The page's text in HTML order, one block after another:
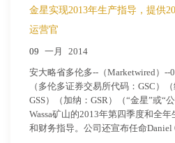
金星实现2013年生产指导，提供
运营官
09 一月 2014
安大略省多伦多--（Marketwired）--
（多伦多证券交易所代码：GSC）
GSS）（加纳：GSR）（“金星”或“
Wassa矿山的2013年第四季度和全
和财务指导。公司还宣布任命Daniel